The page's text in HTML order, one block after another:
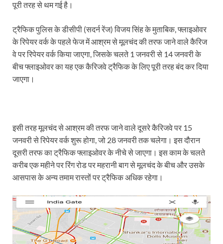
पूरी तरह से थम गई है।
ट्रैफिक पुलिस के डीसीपी (सदर्न रेंज) विजय सिंह के मुताबिक, फ्लाइओवर
के रिपेयर वर्क के पहले फेज में आश्रम से मूलचंद की तरफ जाने वाले कैरिज
वे पर रिपेयर वर्क किया जाएगा, जिसके चलते 1 जनवरी से 14 जनवरी के
बीच फ्लाइओवर का यह एक कैरिजवे ट्रैफिक के लिए पूरी तरह बंद कर दिया
जाएगा।
इसी तरह मूलचंद से आश्रम की तरफ जाने वाले दूसरे कैरिजवे पर 15
जनवरी से रिपेयर वर्क शुरू होगा, जो 28 जनवरी तक चलेगा। इस दौरान
दूसरी तरफ का ट्रैफिक फ्लाइओवर के नीचे से जाएगा। इस काम के चलते
करीब एक महीने पर रिंग रोड पर महरानी बाग से मूलचंद के बीच और उसके
आसपास के अन्य तमाम रास्तों पर ट्रैफिक अधिक रहेगा।